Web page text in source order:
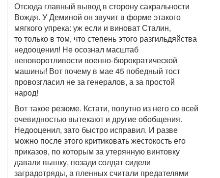
Отсюда главный вывод в сторону сакральности
Вождя. У Деминой он звучит в форме этакого
мягкого упрека: уж если и виноват Сталин,
то только в том, что степень этого разгильдяйства
недооценил! Не осознал масштаб
неповоротливости военно-бюрократической
машины! Вот почему в мае 45 победный тост
провозгласил не за генералов, а за простой
народ!
Вот такое резюме. Кстати, попутно из него со всей
очевидностью вытекают и другие обобщения.
Недооценил, зато быстро исправил. И разве
можно после этого критиковать жестокость его
приказов, по которым за утерянную винтовку
давали вышку, позади солдат сидели
заградотряды, а пленных считали предателями